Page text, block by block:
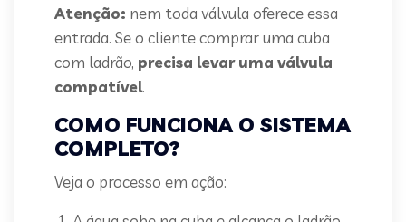
Atenção: nem toda válvula oferece essa
entrada. Se o cliente comprar uma cuba
com ladrão, precisa levar uma válvula
compatível.
COMO FUNCIONA O SISTEMA
COMPLETO?
Veja o processo em ação: